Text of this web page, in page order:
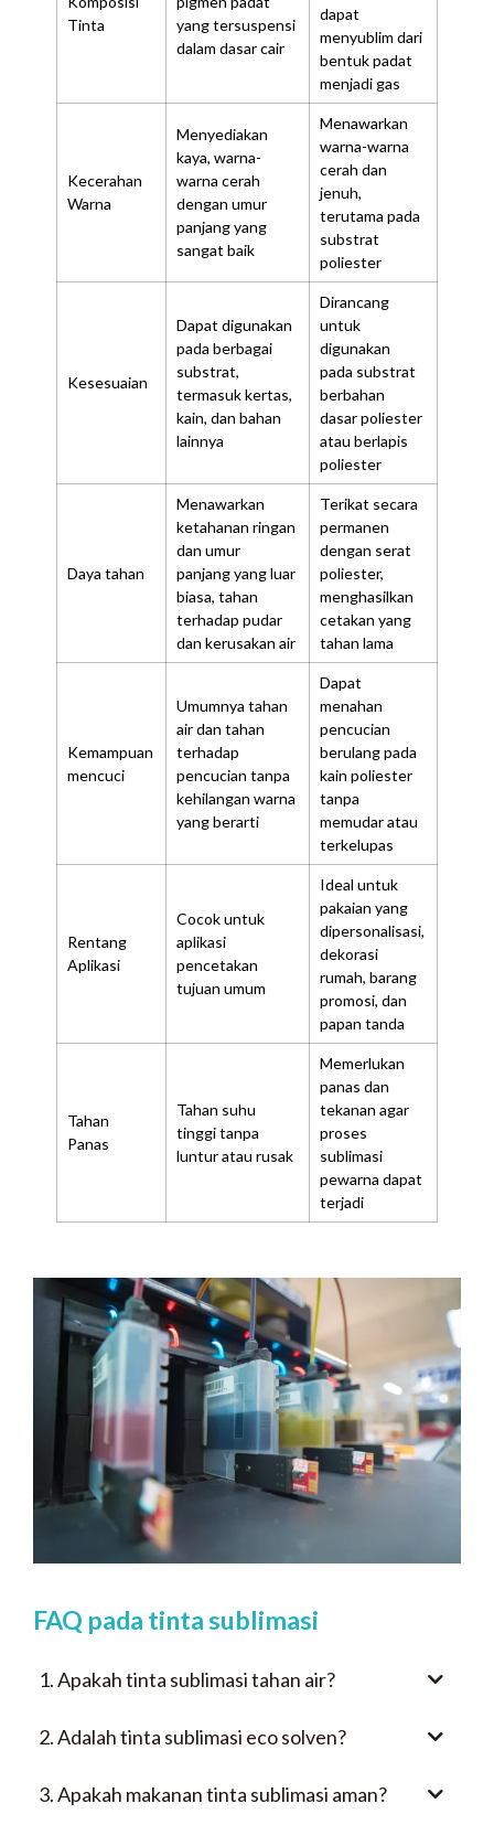
Tinta
yang tersuspensi
dalam dasar cair
dapat
menyublim dari
bentuk padat
menjadi gas
Kecerahan
Warna
Menyediakan
kaya, warna-
warna cerah
dengan umur
panjang yang
sangat baik
Menawarkan
warna-warna
cerah dan
jenuh,
terutama pada
substrat
poliester
Kesesuaian
Dapat digunakan
pada berbagai
substrat,
termasuk kertas,
kain, dan bahan
lainnya
Dirancang
untuk
digunakan
pada substrat
berbahan
dasar poliester
atau berlapis
poliester
Daya tahan
Menawarkan
ketahanan ringan
dan umur
panjang yang luar
biasa, tahan
terhadap pudar
dan kerusakan air
Terikat secara
permanen
dengan serat
poliester,
menghasilkan
cetakan yang
tahan lama
Kemampuan
mencuci
Umumnya tahan
air dan tahan
terhadap
pencucian tanpa
kehilangan warna
yang berarti
Dapat
menahan
pencucian
berulang pada
kain poliester
tanpa
memudar atau
terkelupas
Rentang
Aplikasi
Cocok untuk
aplikasi
pencetakan
tujuan umum
Ideal untuk
pakaian yang
dipersonalisasi,
dekorasi
rumah, barang
promosi, dan
papan tanda
Tahan
Panas
Tahan suhu
tinggi tanpa
luntur atau rusak
Memerlukan
panas dan
tekanan agar
proses
sublimasi
pewarna dapat
terjadi
FAQ pada tinta sublimasi
1. Apakah tinta sublimasi tahan air?
2. Adalah tinta sublimasi eco solven?
3. Apakah makanan tinta sublimasi aman?